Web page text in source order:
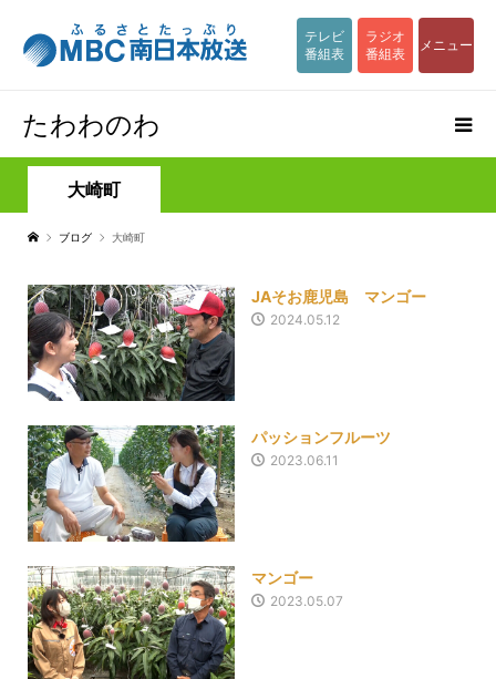
テレビ
番組表
ラジオ
番組表
メニュー
たわわのわ
大崎町
ブログ 大崎町
JAそお鹿児島 マンゴー
2024.05.12
パッションフルーツ
2023.06.11
マンゴー
2023.05.07